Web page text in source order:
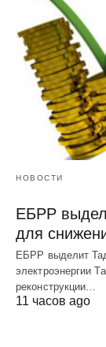
НОВОСТИ
ЕБРР
для
ЕБРР выделит
электроэнергии
реконструкции…
11 часов ago